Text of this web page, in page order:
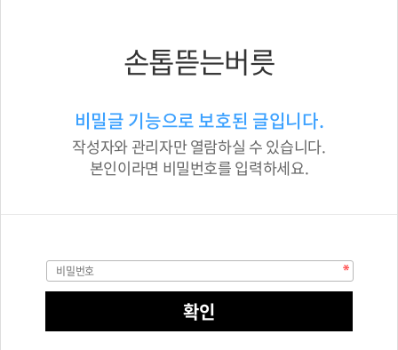
손톱뜯는버릇
비밀글 기능으로 보호된 글입니다.
작성자와 관리자만 열람하실 수 있습니다.
본인이라면 비밀번호를 입력하세요.